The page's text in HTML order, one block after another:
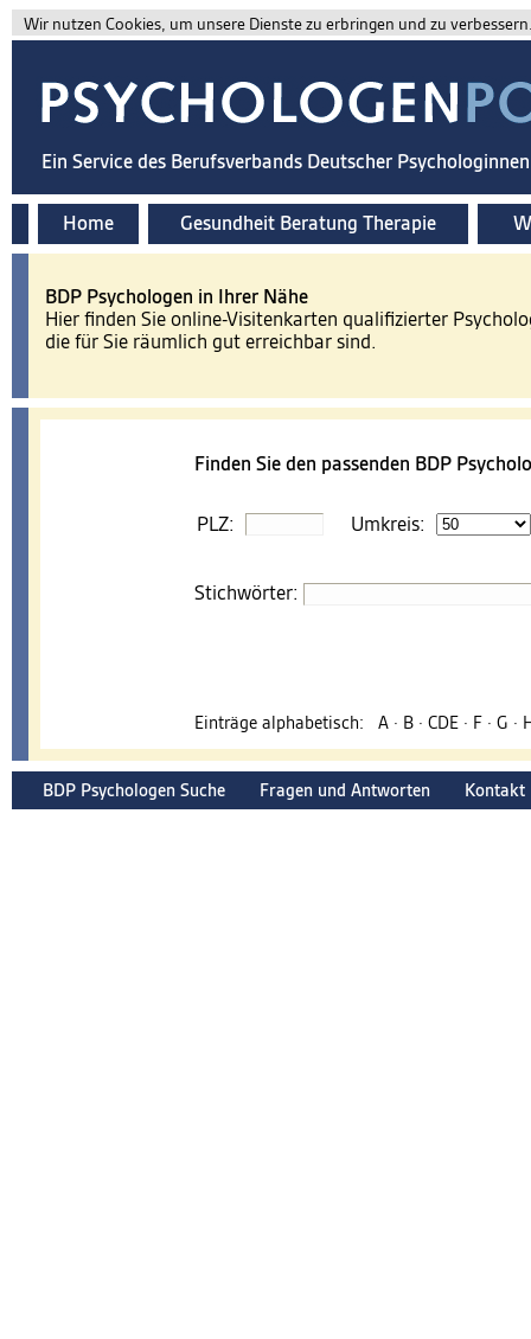
Wir nutzen Cookies, um unsere Dienste zu erbringen und zu
Ein Service des Berufsverbands Deutscher
Home Gesundheit Beratung Therapie
BDP Psychologen in Ihrer Nähe
Hier finden Sie online-Visitenkarten qualifizierter
die für Sie räumlich gut erreichbar sind.
Finden Sie den passenden BDP
PLZ: Umkreis:
Stichwörter:
Einträge alphabetisch: A· B· CDE· F· G ·
BDP Psychologen Suche Fragen und Antworten Kontakt